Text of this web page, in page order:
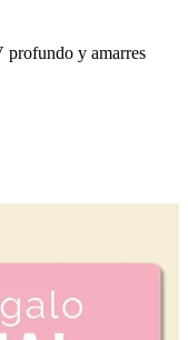
profundo y amarres